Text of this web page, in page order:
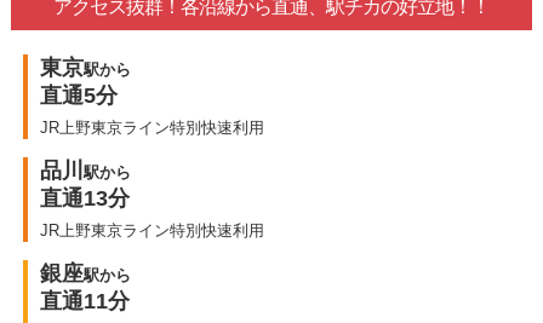
アクセス抜群！各沿線から直通、駅チカの好立地！！
東京駅から
直通5分
JR上野東京ライン特別快速利用
品川駅から
直通13分
JR上野東京ライン特別快速利用
銀座駅から
直通11分